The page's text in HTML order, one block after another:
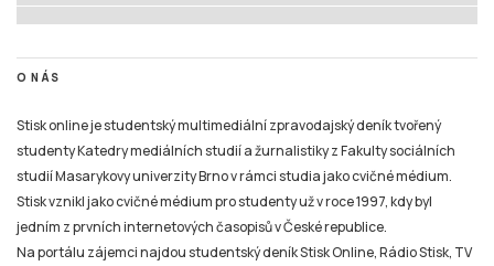
O NÁS
Stisk online je studentský multimediální zpravodajský deník tvořený
studenty Katedry mediálních studií a žurnalistiky z Fakulty sociálních
studií Masarykovy univerzity Brno v rámci studia jako cvičné médium.
Stisk vznikl jako cvičné médium pro studenty už v roce 1997, kdy byl
jedním z prvních internetových časopisů v České republice.
Na portálu zájemci najdou studentský deník Stisk Online, Rádio Stisk, TV